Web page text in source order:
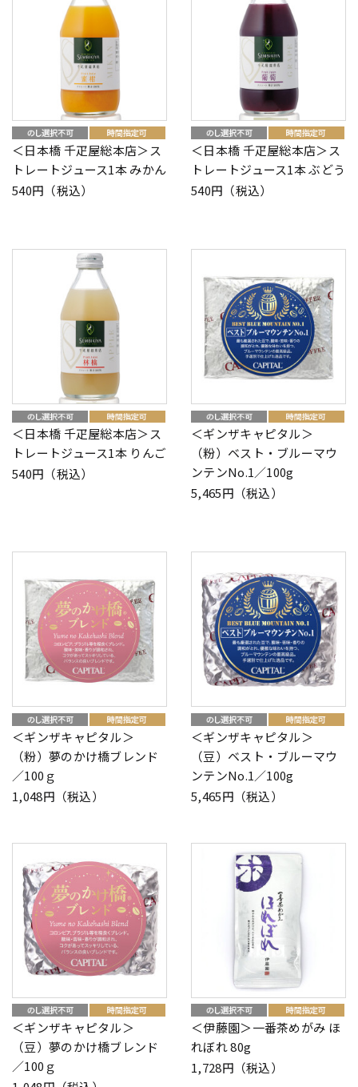
＜日本橋 千疋屋総本店＞ス
トレートジュース1本 みかん
540円（税込）
＜日本橋 千疋屋総本店＞ス
トレートジュース1本 ぶどう
540円（税込）
＜日本橋 千疋屋総本店＞ス
トレートジュース1本 りんご
540円（税込）
＜ギンザキャピタル＞
（粉）ベスト・ブルーマウ
ンテンNo.1／100g
5,465円（税込）
＜ギンザキャピタル＞
（粉）夢のかけ橋ブレンド
／100ｇ
1,048円（税込）
＜ギンザキャピタル＞
（豆）ベスト・ブルーマウ
ンテンNo.1／100g
5,465円（税込）
＜ギンザキャピタル＞
（豆）夢のかけ橋ブレンド
／100ｇ
＜伊藤園＞一番茶めがみ ほ
れぼれ 80g
1,728円（税込）